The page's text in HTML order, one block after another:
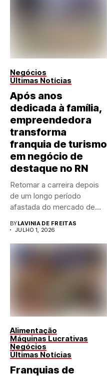
Negócios
Últimas Notícias
Após anos
dedicada à família,
empreendedora
transforma
franquia de turismo
em negócio de
destaque no RN
Retomar a carreira depois
de um longo período
afastada do mercado de...
BYLAVINIA DE FREITAS
JULHO 1, 2026
Alimentação
Máquinas Lucrativas
Negócios
Últimas Notícias
Franquias de